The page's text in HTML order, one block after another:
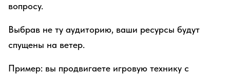
вопросу.
Выбрав не ту аудиторию, ваши ресурсы будут
спущены на ветер.
Пример: вы продвигаете игровую технику с